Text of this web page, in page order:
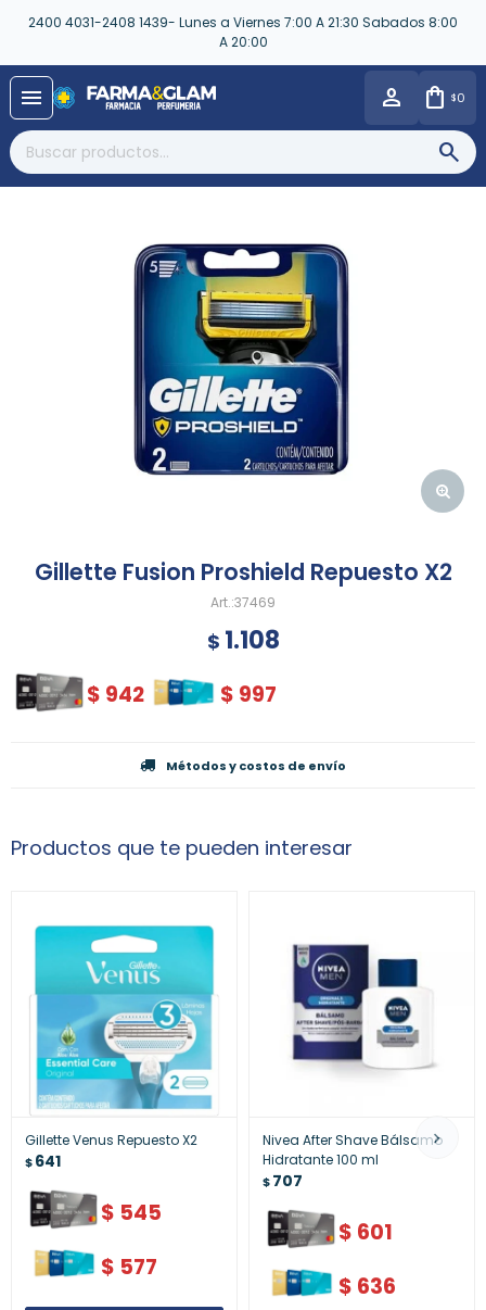
2400 4031-2408 1439- Lunes a Viernes 7:00 A 21:30 Sabados 8:00
A 20:00
menu $0
Gillette Fusion Proshield Repuesto X2
37469
$ 1.108
$ 942 $ 997
Métodos y costos de envío
Productos que te pueden interesar
Gillette Venus Repuesto X2
$641
$ 545
$ 577
Nivea After Shave Bálsamo
Hidratante 100 ml
$707
$ 601
$ 636